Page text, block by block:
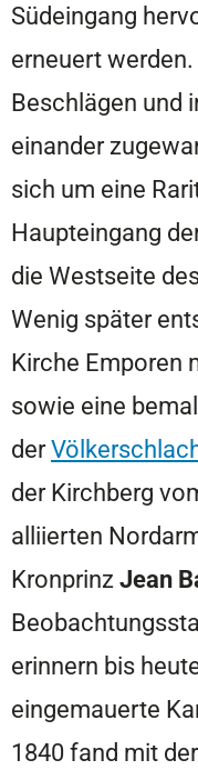
Südeingang
erneuert
Beschlägen und
einander
sich um eine
Haupteingang
die Westseite
Wenig später
Kirche Emporen
sowie eine
der
der Kirchberg
alliierten
KronprinzJean
erinnern bis
eingemauerte
1840 fand mit